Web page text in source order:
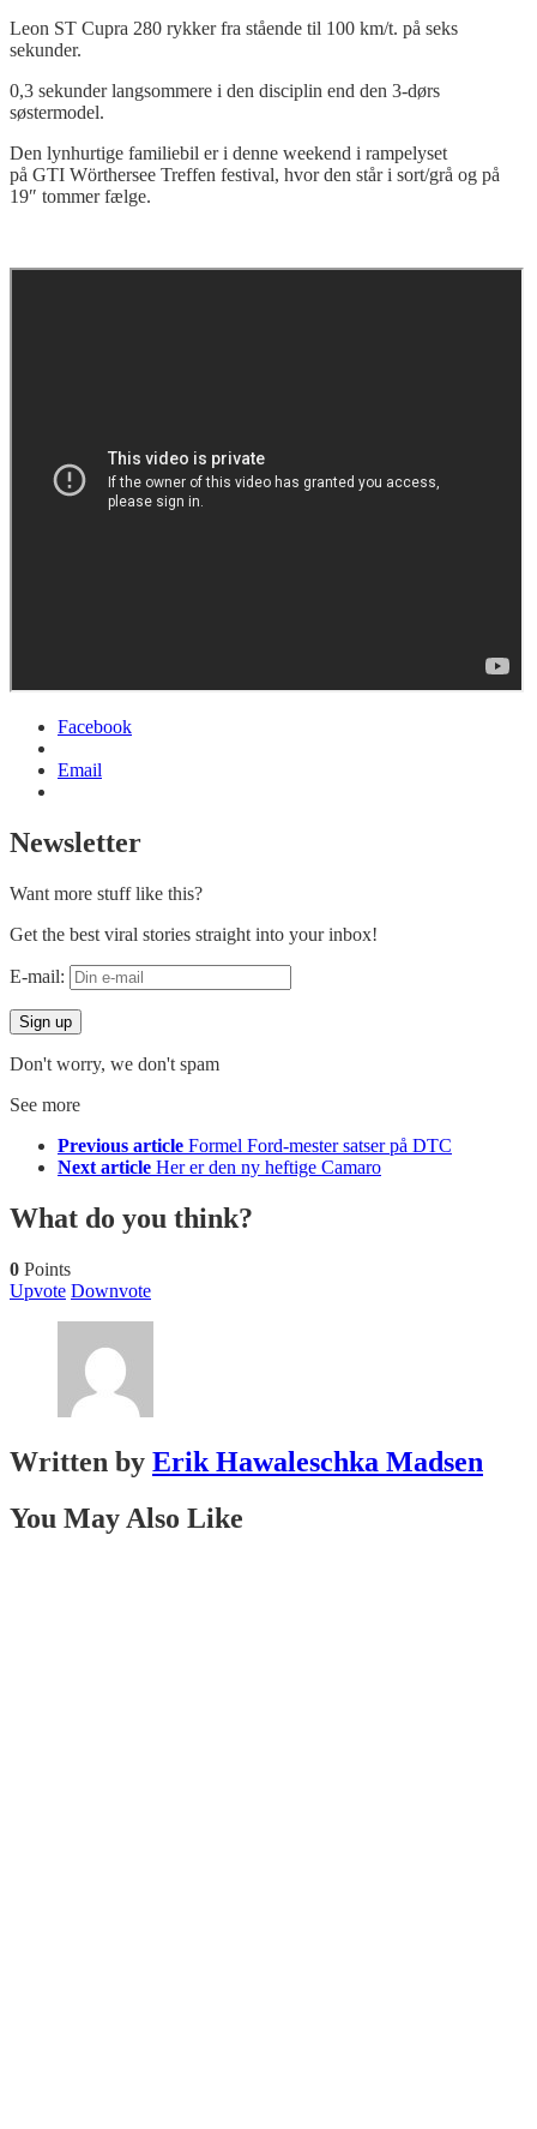
Leon ST Cupra 280 rykker fra stående til 100 km/t. på seks
sekunder.
0,3 sekunder langsommere i den disciplin end den 3-dørs
søstermodel.
Den lynhurtige familiebil er i denne weekend i rampelyset
på GTI Wörthersee Treffen festival, hvor den står i sort/grå og på
19″ tommer fælge.
Facebook
Email
Newsletter
Want more stuff like this?
Get the best viral stories straight into your inbox!
E-mail:
Don't worry, we don't spam
See more
Previous article Formel Ford-mester satser på DTC
Next article Her er den ny heftige Camaro
What do you think?
0 Points
Upvote Downvote
Written by Erik Hawaleschka Madsen
You May Also Like